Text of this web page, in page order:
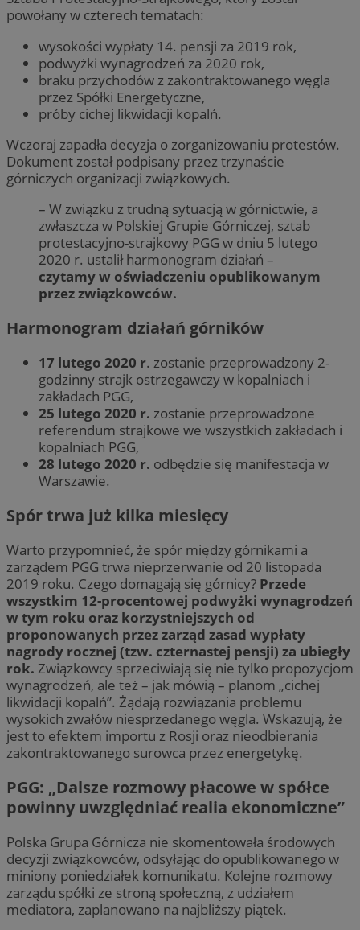
powołany w czterech tematach:
wysokości wypłaty 14. pensji za 2019 rok,
podwyżki wynagrodzeń za 2020 rok,
braku przychodów z zakontraktowanego węgla
przez Spółki Energetyczne,
próby cichej likwidacji kopalń.
Wczoraj zapadła decyzja o zorganizowaniu protestów.
Dokument został podpisany przez trzynaście
górniczych organizacji związkowych.
– W związku z trudną sytuacją w górnictwie, a
zwłaszcza w Polskiej Grupie Górniczej, sztab
protestacyjno-strajkowy PGG w dniu 5 lutego
2020 r. ustalił harmonogram działań –
czytamy w oświadczeniu opublikowanym
przez związkowców.
Harmonogram działań górników
17 lutego 2020 r. zostanie przeprowadzony 2-
godzinny strajk ostrzegawczy w kopalniach i
zakładach PGG,
25 lutego 2020 r. zostanie przeprowadzone
referendum strajkowe we wszystkich zakładach i
kopalniach PGG,
28 lutego 2020 r. odbędzie się manifestacja w
Warszawie.
Spór trwa już kilka miesięcy
Warto przypomnieć, że spór między górnikami a
zarządem PGG trwa nieprzerwanie od 20 listopada
2019 roku. Czego domagają się górnicy? Przede
wszystkim 12-procentowej podwyżki wynagrodzeń
w tym roku oraz korzystniejszych od
proponowanych przez zarząd zasad wypłaty
nagrody rocznej (tzw. czternastej pensji) za ubiegły
rok. Związkowcy sprzeciwiają się nie tylko propozycjom
wynagrodzeń, ale też – jak mówią – planom „cichej
likwidacji kopalń”. Żądają rozwiązania problemu
wysokich zwałów niesprzedanego węgla. Wskazują, że
jest to efektem importu z Rosji oraz nieodbierania
zakontraktowanego surowca przez energetykę.
PGG: „Dalsze rozmowy płacowe w spółce
powinny uwzględniać realia ekonomiczne”
Polska Grupa Górnicza nie skomentowała środowych
decyzji związkowców, odsyłając do opublikowanego w
miniony poniedziałek komunikatu. Kolejne rozmowy
zarządu spółki ze stroną społeczną, z udziałem
mediatora, zaplanowano na najbliższy piątek.